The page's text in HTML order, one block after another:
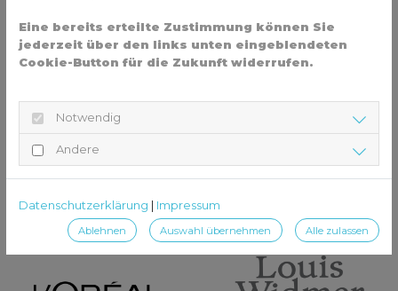
Eine bereits erteilte Zustimmung können Sie
jederzeit über den links unten eingeblendeten
Cookie-Button für die Zukunft widerrufen.
Notwendig
Andere
Datenschutzerklärung | Impressum
Ablehnen Auswahl übernehmen Alle zulassen